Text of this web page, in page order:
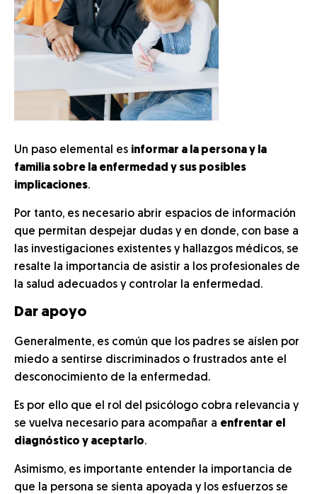
Un paso elemental es informar a la persona y la
familia sobre la enfermedad y sus posibles
implicaciones.
Por tanto, es necesario abrir espacios de información
que permitan despejar dudas y en donde, con base a
las investigaciones existentes y hallazgos médicos, se
resalte la importancia de asistir a los profesionales de
la salud adecuados y controlar la enfermedad.
Dar apoyo
Generalmente, es común que los padres se aíslen por
miedo a sentirse discriminados o frustrados ante el
desconocimiento de la enfermedad.
Es por ello que el rol del psicólogo cobra relevancia y
se vuelva necesario para acompañar a enfrentar el
diagnóstico y aceptarlo.
Asimismo, es importante entender la importancia de
que la persona se sienta apoyada y los esfuerzos se